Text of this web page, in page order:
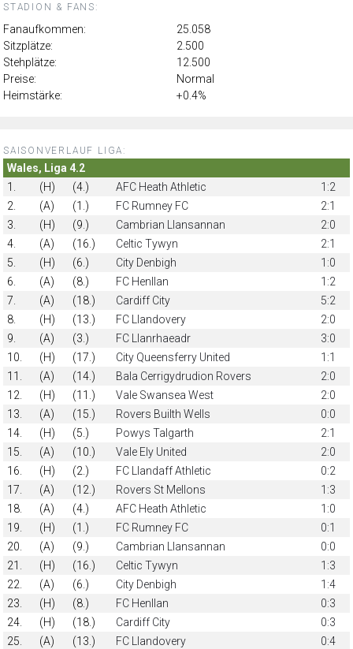
STADION & FANS:
Fanaufkommen:
25.058
Sitzplätze:
2.500
Stehplätze:
12.500
Preise:
Normal
Heimstärke:
+0.4%
SAISONVERLAUF LIGA:
Wales, Liga 4.2
1.
(H) (4.) AFC Heath Athletic
1:2
2.
(A) (1.) FC Rumney FC
2:1
3.
(H) (9.) Cambrian Llansannan
2:0
4.
(A) (16.) Celtic Tywyn
2:1
5.
(H) (6.) City Denbigh
1:0
6.
(A) (8.) FC Henllan
1:2
7.
(A) (18.) Cardiff City
5:2
8.
(H) (13.) FC Llandovery
2:0
9.
(A) (3.) FC Llanrhaeadr
3:0
10.
(H) (17.) City Queensferry United
1:1
11.
(A) (14.) Bala Cerrigydrudion Rovers
2:0
12.
(H) (11.) Vale Swansea West
2:0
13.
(A) (15.) Rovers Builth Wells
0:0
14.
(H) (5.) Powys Talgarth
2:1
15.
(A) (10.) Vale Ely United
2:0
16.
(H) (2.) FC Llandaff Athletic
0:2
17.
(A) (12.) Rovers St Mellons
1:3
18.
(A) (4.) AFC Heath Athletic
1:0
19.
(H) (1.) FC Rumney FC
0:1
20.
(A) (9.) Cambrian Llansannan
0:0
21.
(H) (16.) Celtic Tywyn
1:3
22.
(A) (6.) City Denbigh
1:4
23.
(H) (8.) FC Henllan
0:3
24.
(H) (18.) Cardiff City
0:3
25.
(A) (13.) FC Llandovery
0:4